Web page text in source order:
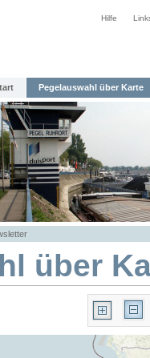
Hilfe
Pegelauswahl über Karte
über